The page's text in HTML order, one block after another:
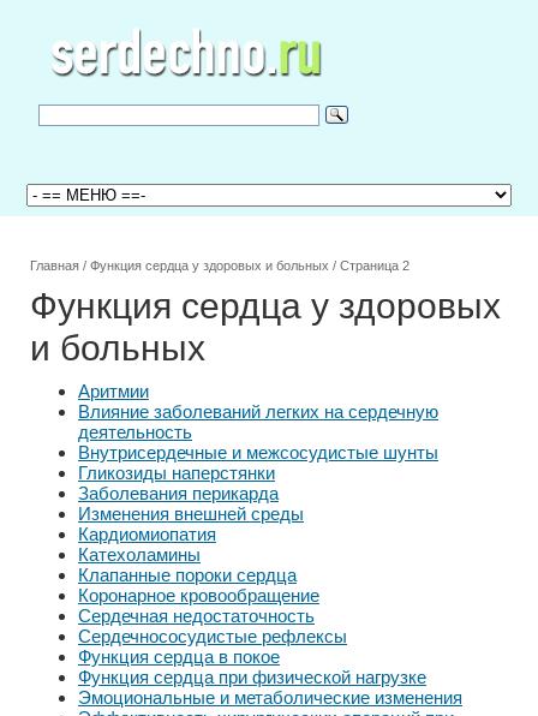
Главная / Функция сердца у здоровых и больных / Страница 2
Функция сердца у здоровых
и больных
Аритмии
Влияние заболеваний легких на сердечную
деятельность
Внутрисердечные и межсосудистые шунты
Гликозиды наперстянки
Заболевания перикарда
Изменения внешней среды
Кардиомиопатия
Катехоламины
Клапанные пороки сердца
Коронарное кровообращение
Сердечная недостаточность
Сердечнососудистые рефлексы
Функция сердца в покое
Функция сердца при физической нагрузке
Эмоциональные и метаболические изменения